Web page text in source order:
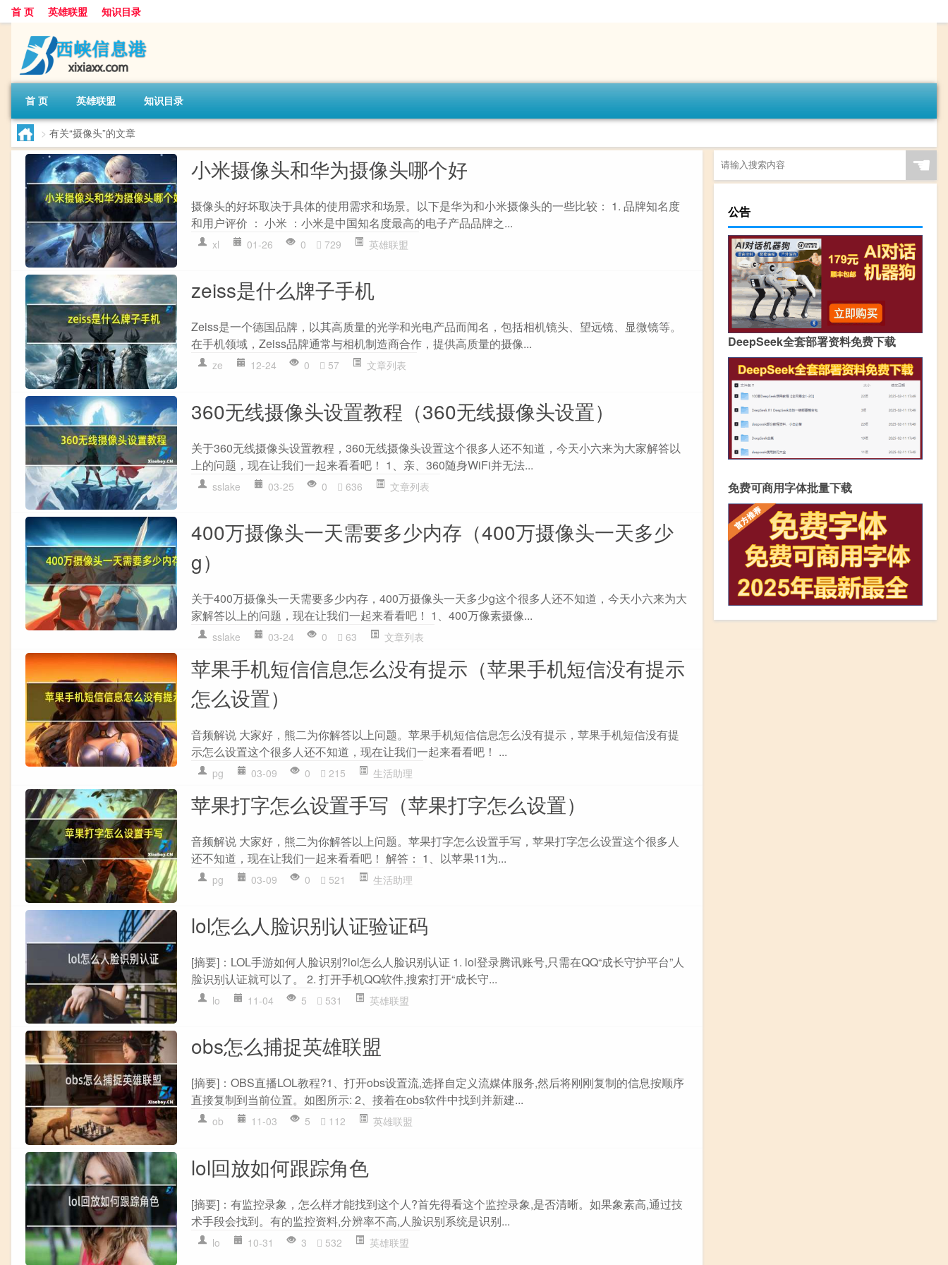
首 页 英雄联盟 知识目录
首 页 英雄联盟 知识目录
> 有关“摄像头”的文章
小米摄像头和华为摄像头哪个好
摄像头的好坏取决于具体的使用需求和场景。以下是华为和小米摄像头的一些比较： 1. 品牌知名度
和用户评价 ： 小米 ：小米是中国知名度最高的电子产品品牌之...
xl 01-26 0 729 英雄联盟
zeiss是什么牌子手机
Zeiss是一个德国品牌，以其高质量的光学和光电产品而闻名，包括相机镜头、望远镜、显微镜等。
在手机领域，Zeiss品牌通常与相机制造商合作，提供高质量的摄像...
ze 12-24 0 57 文章列表
360无线摄像头设置教程（360无线摄像头设置）
关于360无线摄像头设置教程，360无线摄像头设置这个很多人还不知道，今天小六来为大家解答以
上的问题，现在让我们一起来看看吧！ 1、亲、360随身WiFi并无法...
sslake 03-25 0 636 文章列表
400万摄像头一天需要多少内存（400万摄像头一天多少
g）
关于400万摄像头一天需要多少内存，400万摄像头一天多少g这个很多人还不知道，今天小六来为大
家解答以上的问题，现在让我们一起来看看吧！ 1、400万像素摄像...
sslake 03-24 0 63 文章列表
苹果手机短信信息怎么没有提示（苹果手机短信没有提示
怎么设置）
音频解说 大家好，熊二为你解答以上问题。苹果手机短信信息怎么没有提示，苹果手机短信没有提
示怎么设置这个很多人还不知道，现在让我们一起来看看吧！ ...
pg 03-09 0 215 生活助理
苹果打字怎么设置手写（苹果打字怎么设置）
音频解说 大家好，熊二为你解答以上问题。苹果打字怎么设置手写，苹果打字怎么设置这个很多人
还不知道，现在让我们一起来看看吧！ 解答： 1、以苹果11为...
pg 03-09 0 521 生活助理
lol怎么人脸识别认证验证码
[摘要]：LOL手游如何人脸识别?lol怎么人脸识别认证 1. lol登录腾讯账号,只需在QQ“成长守护平台”人
脸识别认证就可以了。 2. 打开手机QQ软件,搜索打开“成长守...
lo 11-04 5 531 英雄联盟
obs怎么捕捉英雄联盟
[摘要]：OBS直播LOL教程?1、打开obs设置流,选择自定义流媒体服务,然后将刚刚复制的信息按顺序
直接复制到当前位置。如图所示: 2、接着在obs软件中找到并新建...
ob 11-03 5 112 英雄联盟
lol回放如何跟踪角色
[摘要]：有监控录象，怎么样才能找到这个人?首先得看这个监控录象,是否清晰。如果象素高,通过技
术手段会找到。有的监控资料,分辨率不高,人脸识别系统是识别...
lo 10-31 3 532 英雄联盟
☚
公告
DeepSeek全套部署资料免费下载
免费可商用字体批量下载